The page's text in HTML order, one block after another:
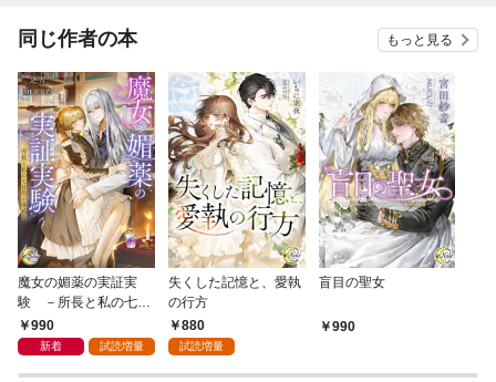
同じ作者の本 もっと見る
魔女の媚薬の実証実
験 －所長と私の七日
間の儀式－
990
新着 試読増量
失くした記憶と、愛執
の行方
880
試読増量
盲目の聖女
990